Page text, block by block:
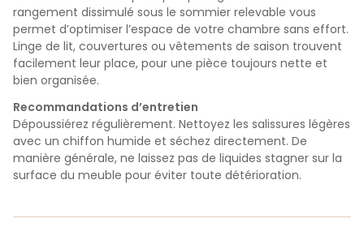
rangement dissimulé sous le sommier relevable vous
permet d’optimiser l’espace de votre chambre sans effort.
Linge de lit, couvertures ou vêtements de saison trouvent
facilement leur place, pour une pièce toujours nette et
bien organisée.
Recommandations d’entretien
Dépoussiérez régulièrement. Nettoyez les salissures légères
avec un chiffon humide et séchez directement. De
manière générale, ne laissez pas de liquides stagner sur la
surface du meuble pour éviter toute détérioration.